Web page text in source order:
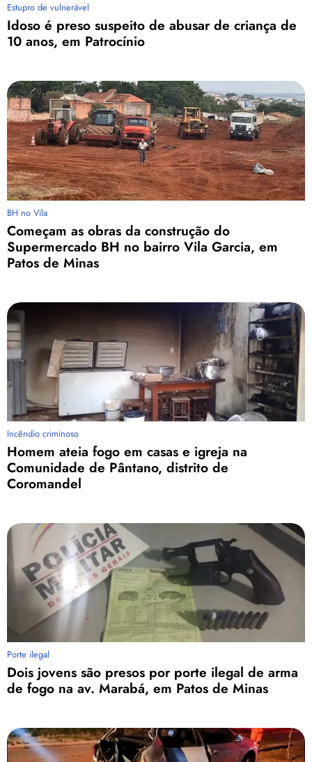
Estupro de vulnerável
Idoso é preso suspeito de abusar de criança de
10 anos, em Patrocínio
BH no Vila
Começam as obras da construção do
Supermercado BH no bairro Vila Garcia, em
Patos de Minas
Incêndio criminoso
Homem ateia fogo em casas e igreja na
Comunidade de Pântano, distrito de
Coromandel
Porte ilegal
Dois jovens são presos por porte ilegal de arma
de fogo na av. Marabá, em Patos de Minas